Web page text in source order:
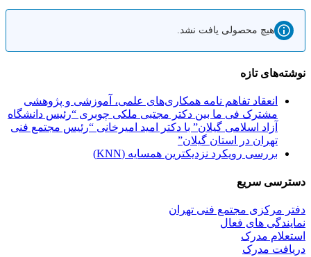
هیچ محصولی یافت نشد.
نوشته‌های تازه
انعقاد تفاهم نامه همکاری‌های علمی، آموزشی و پژوهشی
مشترک فی ما بین دکتر مجتبی ملکی چوبری “رئیس دانشگاه
آزاد اسلامی گیلان” با دکتر امید امیرخانی “رئیس مجتمع فنی
تهران در استان گیلان”
بررسی رویکرد نزدیکترین همسایه (KNN)
دسترسی سریع
دفتر مرکزی مجتمع فنی تهران
نمایندگی های فعال
استعلام مدرک
دریافت مدرک